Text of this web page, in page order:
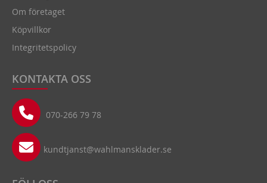
Om företaget
Köpvillkor
Integritetspolicy
KONTAKTA OSS
070-266 79 78
kundtjanst@wahlmansklader.se